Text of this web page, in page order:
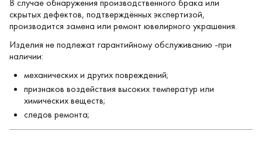
В случае обнаружения производственного брака или
скрытых дефектов, подтверждённых экспертизой,
производится замена или ремонт ювелирного украшения.
Изделия не подлежат гарантийному обслуживанию -при
наличии:
механических и других повреждений;
признаков воздействия высоких температур или
химических веществ;
следов ремонта;